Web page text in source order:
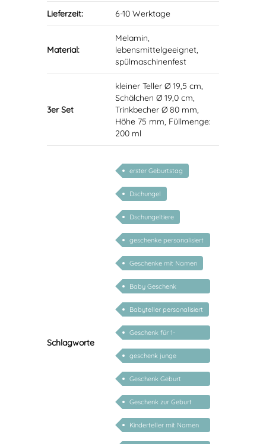
Lieferzeit: 6-10 Werktage
Material:
Melamin,
lebensmittelgeeignet,
spülmaschinenfest
3er Set
kleiner Teller Ø 19,5 cm,
Schälchen Ø 19,0 cm,
Trinkbecher Ø 80 mm,
Höhe 75 mm, Füllmenge:
200 ml
Schlagworte
erster Geburtstag
Dschungel
Dschungeltiere
geschenke personalisiert
kinder
Geschenke mit Namen
Baby Geschenk
personalisiert
Babyteller personalisiert
Geschenk für 1-
jährige/2-jährige/3-
jährige
geschenk junge
mädchen
Geschenk Geburt
personalisiert Mädchen
Geschenk zur Geburt
Junge personalisiert
Kinderteller mit Namen
personalisiert